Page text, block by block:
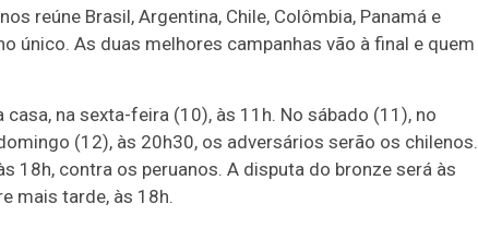
reúne Brasil, Argentina, Chile, Colômbia, Panamá e
único. As duas melhores campanhas vão à final e quem
na sexta-feira (10), às 11h. No sábado (11), no
(12), às 20h30, os adversários serão os chilenos.
18h, contra os peruanos. A disputa do bronze será às
mais tarde, às 18h.